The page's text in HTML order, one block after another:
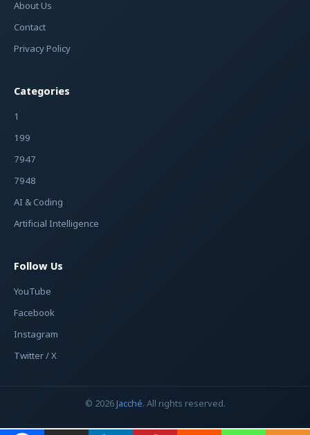
About Us
Contact
Privacy Policy
Categories
1
199
7947
7948
AI & Coding
Artificial Intelligence
Follow Us
YouTube
Facebook
Instagram
Twitter / X
© 2026Jacché. All rights reserved.